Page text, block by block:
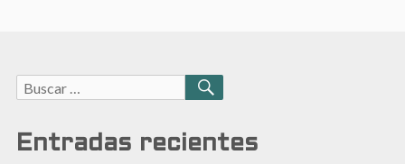
Buscar:
BUSCAR
Entradas recientes